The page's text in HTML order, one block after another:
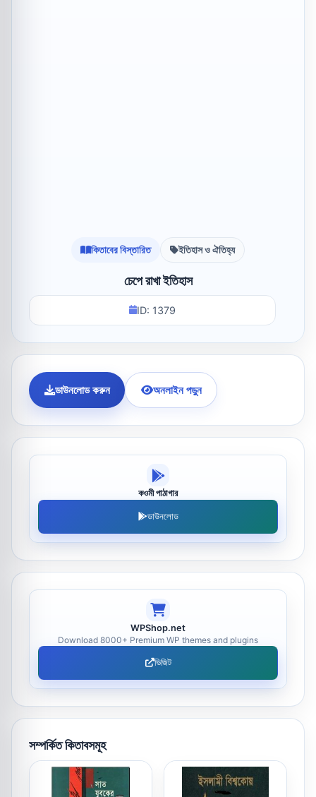
কিতাবের বিস্তারিত ইতিহাস ও ঐতিহ্য
চেপে রাখা ইতিহাস
ID: 1379
ডাউনলোড করুন অনলাইন পড়ুন
কওমী পাঠাগার
ডাউনলোড
WPShop.net
Download 8000+ Premium WP themes and plugins
ভিজিট
সম্পর্কিত কিতাবসমূহ